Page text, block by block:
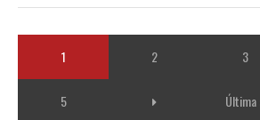
1 2 3
5 Última